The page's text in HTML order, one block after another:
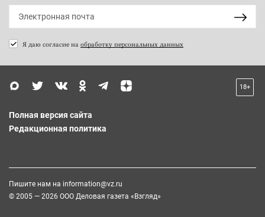
Я даю согласие на обработку персональных данных
18+
Полная версия сайта
Редакционная политика
Пишите нам на information@vz.ru
© 2005 — 2026 ООО Деловая газета «Взгляд»